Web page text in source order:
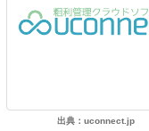
出典：uconnect.jp